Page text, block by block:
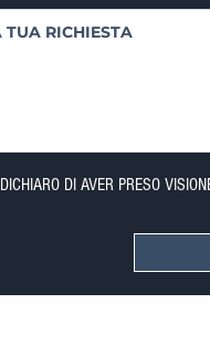
DICHIARO DI AVER PRESO